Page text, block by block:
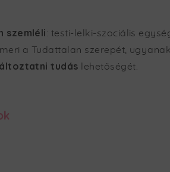
szemléli: testi-lelki-szociális
a Tudattalan szerepét,
tudás lehetőségét.